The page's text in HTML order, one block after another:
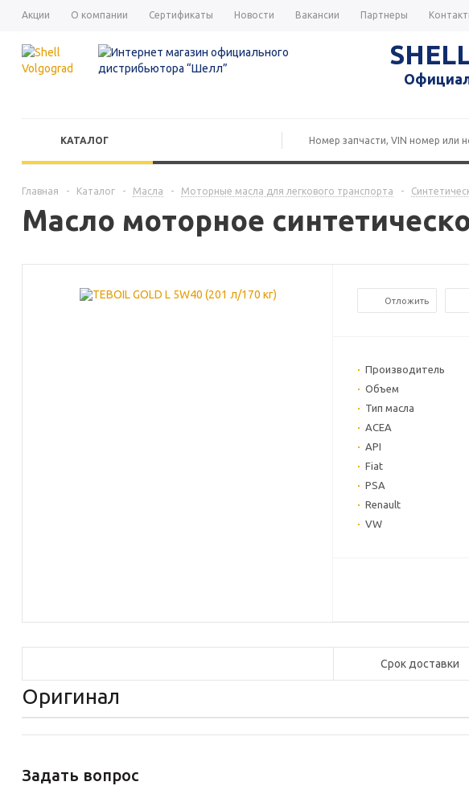
Акции О компании Сертификаты Новости Вакансии Партнеры
КАТАЛОГ
Главная - Каталог - Масла - Моторные масла для легкового транспорта -
Масло моторное
Отложить
Производитель
Объем
Тип масла
ACEA
API
Fiat
PSA
Renault
VW
Срок доставки
Оригинал
Задать вопрос